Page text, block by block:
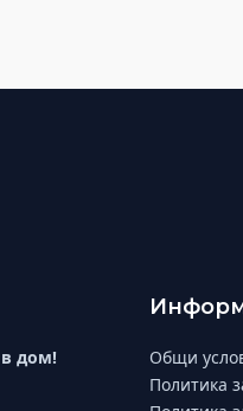
дом!
Общи
Политика